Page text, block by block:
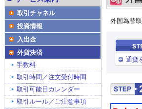
外国為替
通貨
取引チャネル
投資情報
入出金
外貨決済
手数料
取引時間／注文受付時間
取引可能日カレンダー
取引ルール／ご注意事項